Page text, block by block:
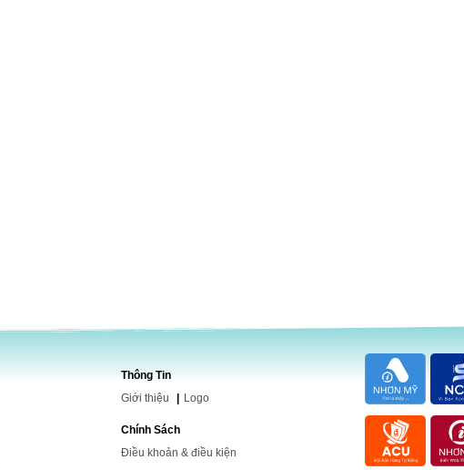
Thông Tin
Giới thiệu | Logo
Chính Sách
Điều khoản & điều kiện